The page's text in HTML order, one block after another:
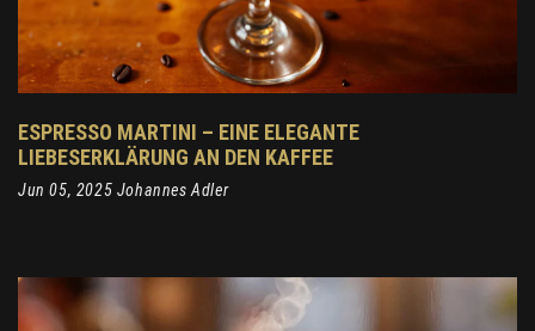
ESPRESSO MARTINI – EINE ELEGANTE
LIEBESERKLÄRUNG AN DEN KAFFEE
Jun 05, 2025 Johannes Adler